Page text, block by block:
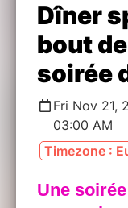
Dîner
bout
soirée
Fri Nov 21,
03:00 AM
Timezone :
Une